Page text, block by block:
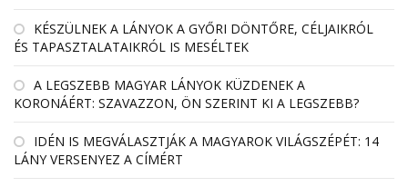
KÉSZÜLNEK A LÁNYOK A GYŐRI DÖNTŐRE, CÉLJAIKRÓL
ÉS TAPASZTALATAIKRÓL IS MESÉLTEK
A LEGSZEBB MAGYAR LÁNYOK KÜZDENEK A
KORONÁÉRT: SZAVAZZON, ÖN SZERINT KI A LEGSZEBB?
IDÉN IS MEGVÁLASZTJÁK A MAGYAROK VILÁGSZÉPÉT: 14
LÁNY VERSENYEZ A CÍMÉRT